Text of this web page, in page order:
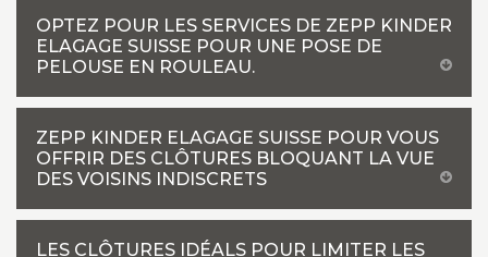
OPTEZ POUR LES SERVICES DE ZEPP KINDER
ELAGAGE SUISSE POUR UNE POSE DE
PELOUSE EN ROULEAU.
ZEPP KINDER ELAGAGE SUISSE POUR VOUS
OFFRIR DES CLÔTURES BLOQUANT LA VUE
DES VOISINS INDISCRETS
LES CLÔTURES IDÉALS POUR LIMITER LES